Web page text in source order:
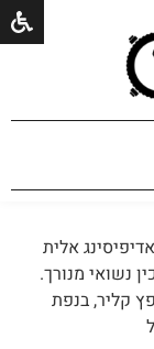
אלית
נשואי מנורך.
קליר, בנפת